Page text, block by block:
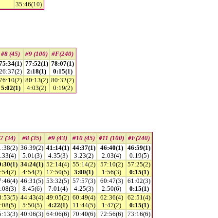
35:46(10)
#8 (45) #9 (100) #F(240)
77:52(1)
2:18(1)
78:07(1)
0:15(1)
5:02(1)
80:13(2)
4:03(2)
80:32(2)
0:19(2)
(34) #8 (35) #9 (43) #10 (45) #11 (100) #F(240)
36:39(2)
5:01(3)
41:14(1)
4:35(3)
44:37(1)
3:23(2)
46:40(1)
2:03(4)
46:59(1)
0:19(5)
34:24(1)
4:54(2)
52:14(4)
17:50(5)
55:14(2)
3:00(1)
57:10(2)
1:56(3)
57:25(2)
0:15(1)
46:31(5)
8:45(6)
53:32(5)
7:01(4)
57:57(3)
4:25(3)
60:47(3)
2:50(6)
61:02(3)
0:15(1)
44:43(4)
5:50(5)
49:05(2)
4:22(1)
60:49(4)
11:44(5)
62:36(4)
1:47(2)
62:51(4)
0:15(1)
40:06(3) 64:06(6) 70:40(6)
72:56(6)
73:16(6)